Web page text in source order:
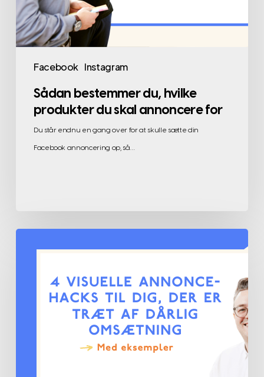
Facebook Instagram
Sådan bestemmer du, hvilke
produkter du skal annoncere for
Du står endnu en gang over for at skulle sætte din
Facebook annoncering op, så…